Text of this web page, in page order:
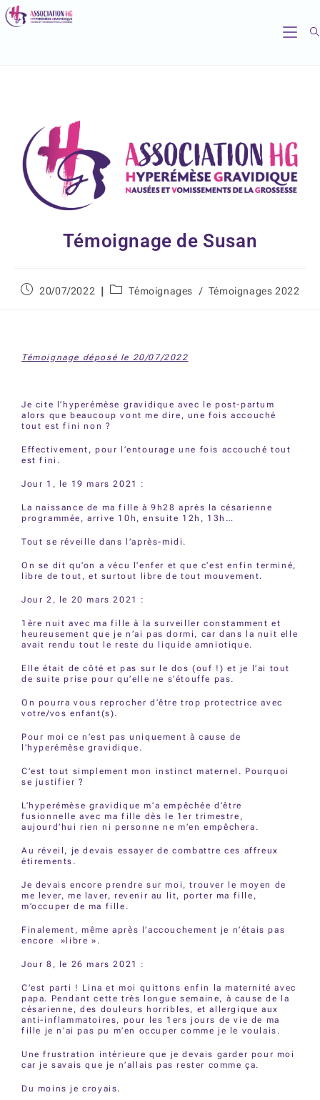
Témoignage de Susan
20/07/2022 Témoignages / Témoignages 2022
Témoignage déposé le 20/07/2022
Je cite l’hyperémèse gravidique avec le post-partum
alors que beaucoup vont me dire, une fois accouché
tout est fini non ?
Effectivement, pour l’entourage une fois accouché tout
est fini.
Jour 1, le 19 mars 2021 :
La naissance de ma fille à 9h28 après la césarienne
programmée, arrive 10h, ensuite 12h, 13h…
Tout se réveille dans l’après-midi.
On se dit qu’on a vécu l’enfer et que c’est enfin terminé,
libre de tout, et surtout libre de tout mouvement.
Jour 2, le 20 mars 2021 :
1ère nuit avec ma fille à la surveiller constamment et
heureusement que je n’ai pas dormi, car dans la nuit elle
avait rendu tout le reste du liquide amniotique.
Elle était de côté et pas sur le dos (ouf !) et je l’ai tout
de suite prise pour qu’elle ne s’étouffe pas.
On pourra vous reprocher d’être trop protectrice avec
votre/vos enfant(s).
Pour moi ce n’est pas uniquement à cause de
l’hyperémèse gravidique.
C’est tout simplement mon instinct maternel. Pourquoi
se justifier ?
L’hyperémèse gravidique m’a empêchée d’être
fusionnelle avec ma fille dès le 1er trimestre,
aujourd’hui rien ni personne ne m’en empêchera.
Au réveil, je devais essayer de combattre ces affreux
étirements.
Je devais encore prendre sur moi, trouver le moyen de
me lever, me laver, revenir au lit, porter ma fille,
m’occuper de ma fille.
Finalement, même après l’accouchement je n’étais pas
encore »libre ».
Jour 8, le 26 mars 2021 :
C’est parti ! Lina et moi quittons enfin la maternité avec
papa. Pendant cette très longue semaine, à cause de la
césarienne, des douleurs horribles, et allergique aux
anti-inflammatoires, pour les 1ers jours de vie de ma
fille je n’ai pas pu m’en occuper comme je le voulais.
Une frustration intérieure que je devais garder pour moi
car je savais que je n’allais pas rester comme ça.
Du moins je croyais.